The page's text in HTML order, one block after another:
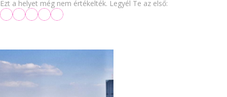
Ezt a helyet még nem értékelték. Legyél Te az első: